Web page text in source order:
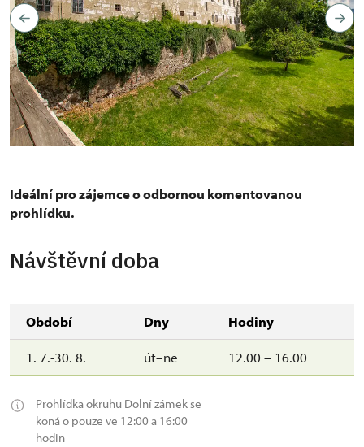
Ideální pro zájemce o odbornou komentovanou
prohlídku.
Návštěvní doba
Období Dny Hodiny
1. 7.-30. 8. út–ne 12.00 – 16.00
Prohlídka okruhu Dolní zámek se
koná o pouze ve 12:00 a 16:00
hodin